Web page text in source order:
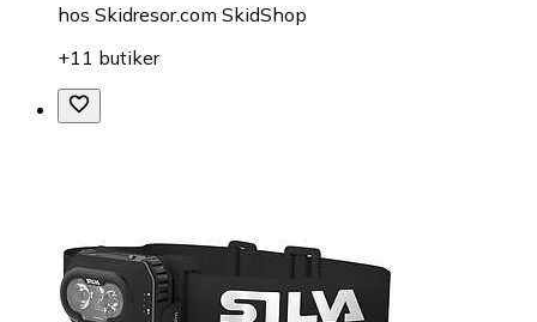
hos Skidresor.com SkidShop
+11 butiker